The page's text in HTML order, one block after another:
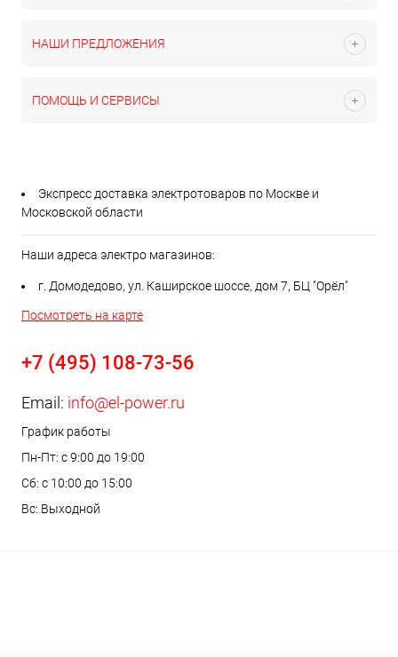
НАШИ ПРЕДЛОЖЕНИЯ
ПОМОЩЬ И СЕРВИСЫ
Экспресс доставка электротоваров по Москве и
Московской области
Наши адреса электро магазинов:
г. Домодедово, ул. Каширское шоссе, дом 7, БЦ "Орёл"
Посмотреть на карте
+7 (495) 108-73-56
Email: info@el-power.ru
График работы
Пн-Пт: с 9:00 до 19:00
Сб: с 10:00 до 15:00
Вс: Выходной